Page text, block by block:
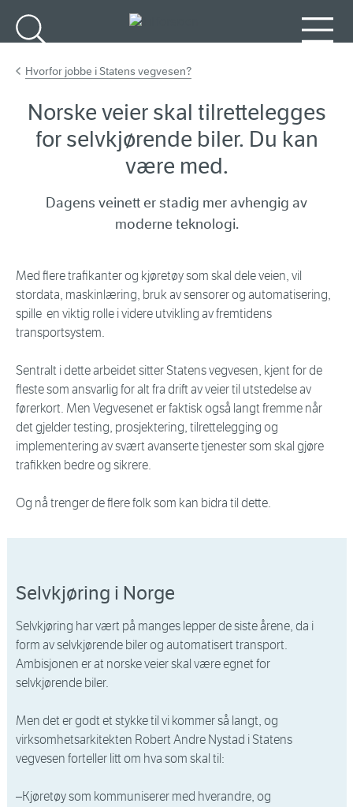
Hvorfor jobbe i Statens vegvesen?
Norske veier skal tilrettelegges
for selvkjørende biler. Du kan
være med.
Dagens veinett er stadig mer avhengig av
moderne teknologi.
Med flere trafikanter og kjøretøy som skal dele veien, vil
stordata, maskinlæring, bruk av sensorer og automatisering,
spille en viktig rolle i videre utvikling av fremtidens
transportsystem.
Sentralt i dette arbeidet sitter Statens vegvesen, kjent for de
fleste som ansvarlig for alt fra drift av veier til utstedelse av
førerkort. Men Vegvesenet er faktisk også langt fremme når
det gjelder testing, prosjektering, tilrettelegging og
implementering av svært avanserte tjenester som skal gjøre
trafikken bedre og sikrere.
Og nå trenger de flere folk som kan bidra til dette.
Selvkjøring i Norge
Selvkjøring har vært på manges lepper de siste årene, da i
form av selvkjørende biler og automatisert transport.
Ambisjonen er at norske veier skal være egnet for
selvkjørende biler.
Men det er godt et stykke til vi kommer så langt, og
virksomhetsarkitekten Robert Andre Nystad i Statens
vegvesen forteller litt om hva som skal til:
–Kjøretøy som kommuniserer med hverandre, og